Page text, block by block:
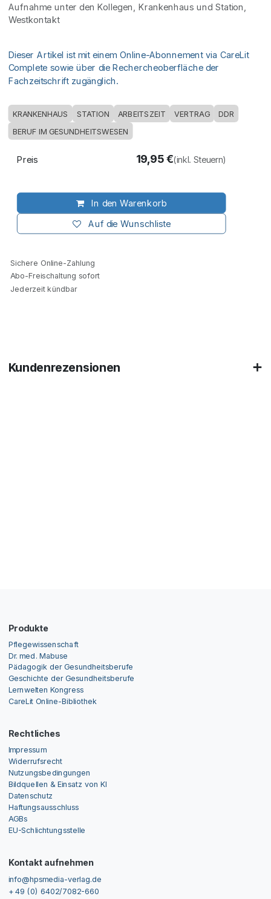
Aufnahme unter den Kollegen, Krankenhaus und Station,
Westkontakt
Dieser Artikel ist mit einem Online-Abonnement via CareLit
Complete sowie über die Rechercheoberfläche der
Fachzeitschrift zugänglich.
KRANKENHAUS STATION ARBEITSZEIT VERTRAG DDR
BERUF IM GESUNDHEITSWESEN
In den Warenkorb
Auf die Wunschliste
Preis 19,95€(inkl. Steuern)
Sichere Online-Zahlung
Abo-Freischaltung sofort
Jederzeit kündbar
Kundenrezensionen
Produkte
Pflegewissenschaft
Dr. med. Mabuse
Pädagogik der Gesundheitsberufe
Geschichte der Gesundheitsberufe
Lernwelten Kongress
CareLit Online-Bibliothek
Rechtliches
Impressum
Widerrufsrecht
Nutzungsbedingungen
Bildquellen & Einsatz von KI
Datenschutz
Haftungsausschluss
AGBs
EU-Schlichtungsstelle
Kontakt aufnehmen
info@hpsmedia-verlag.de
+ 49 (0) 6402/7082-660